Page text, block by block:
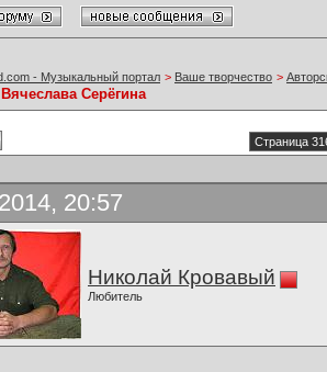
- Музыкальный портал > Ваше творчество >
Серёгина
Страница
20:57
Николай Кровавый
Любитель